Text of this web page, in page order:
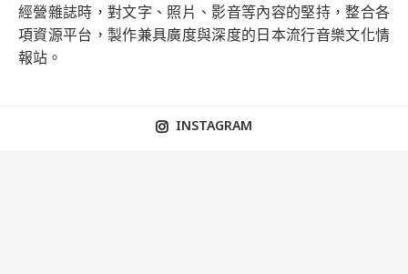
經營雜誌時，對文字、照片、影音等內容的堅持，整合各
項資源平台，製作兼具廣度與深度的日本流行音樂文化情
報站。
INSTAGRAM